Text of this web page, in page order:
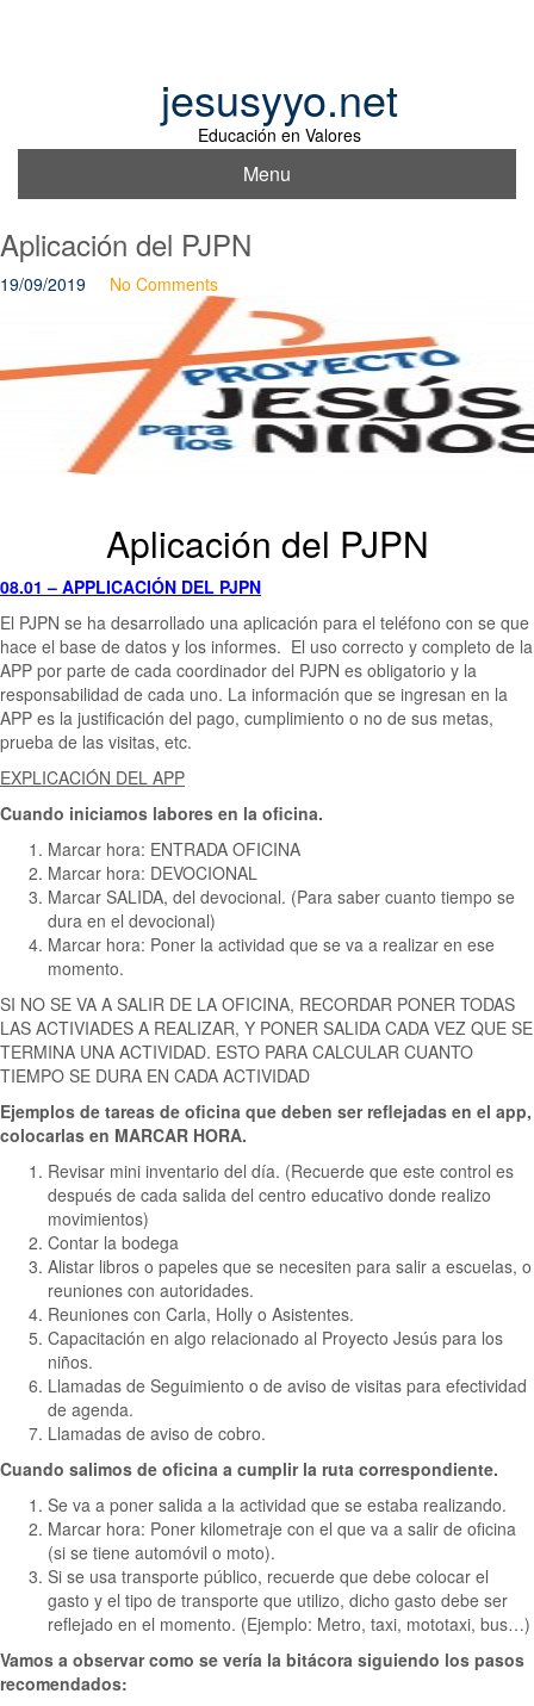
jesusyyo.net
Educación en Valores
Menu
Aplicación del PJPN
19/09/2019 No Comments
Aplicación del PJPN
08.01 – APPLICACIÓN DEL PJPN
El PJPN se ha desarrollado una aplicación para el teléfono con se que
hace el base de datos y los informes. El uso correcto y completo de la
APP por parte de cada coordinador del PJPN es obligatorio y la
responsabilidad de cada uno. La información que se ingresan en la
APP es la justificación del pago, cumplimiento o no de sus metas,
prueba de las visitas, etc.
EXPLICACIÓN DEL APP
Cuando iniciamos labores en la oficina.
Marcar hora: ENTRADA OFICINA
Marcar hora: DEVOCIONAL
Marcar SALIDA, del devocional. (Para saber cuanto tiempo se
dura en el devocional)
Marcar hora: Poner la actividad que se va a realizar en ese
momento.
SI NO SE VA A SALIR DE LA OFICINA, RECORDAR PONER TODAS
LAS ACTIVIADES A REALIZAR, Y PONER SALIDA CADA VEZ QUE SE
TERMINA UNA ACTIVIDAD. ESTO PARA CALCULAR CUANTO
TIEMPO SE DURA EN CADA ACTIVIDAD
Ejemplos de tareas de oficina que deben ser reflejadas en el app,
colocarlas en MARCAR HORA.
Revisar mini inventario del día. (Recuerde que este control es
después de cada salida del centro educativo donde realizo
movimientos)
Contar la bodega
Alistar libros o papeles que se necesiten para salir a escuelas, o
reuniones con autoridades.
Reuniones con Carla, Holly o Asistentes.
Capacitación en algo relacionado al Proyecto Jesús para los
niños.
Llamadas de Seguimiento o de aviso de visitas para efectividad
de agenda.
Llamadas de aviso de cobro.
Cuando salimos de oficina a cumplir la ruta correspondiente.
Se va a poner salida a la actividad que se estaba realizando.
Marcar hora: Poner kilometraje con el que va a salir de oficina
(si se tiene automóvil o moto).
Si se usa transporte público, recuerde que debe colocar el
gasto y el tipo de transporte que utilizo, dicho gasto debe ser
reflejado en el momento. (Ejemplo: Metro, taxi, mototaxi, bus…)
Vamos a observar como se vería la bitácora siguiendo los pasos
recomendados: